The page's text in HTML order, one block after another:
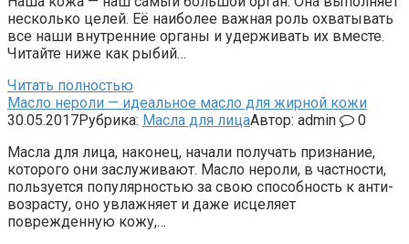
несколько целей. Её наиболее важная роль охватывать
все наши внутренние органы и удерживать их вместе.
Читайте ниже как рыбий…
Читать полностью
Масло нероли — идеальное масло для жирной кожи
30.05.2017Рубрика: Масла для лицаАвтор: admin
0
Масла для лица, наконец, начали получать признание,
которого они заслуживают. Масло нероли, в частности,
пользуется популярностью за свою способность к анти-
возрасту, оно увлажняет и даже исцеляет
поврежденную кожу,…